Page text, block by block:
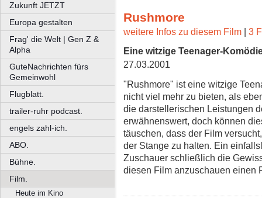
Zukunft JETZT
Europa gestalten
Frag' die Welt | Gen Z &
Alpha
GuteNachrichten fürs
Gemeinwohl
Flugblatt.
trailer-ruhr podcast.
engels zahl-ich.
ABO.
Bühne.
Film.
Heute im Kino
Rushmore
weitere Infos zu diesem Film | 3
Eine witzige Teenager-
27.03.2001
"Rushmore" ist eine witzige
nicht viel mehr zu bieten, als
die darstellerischen Leistungen
erwähnenswert, doch können
täuschen, dass der Film
der Stange zu halten. Ein
Zuschauer schließlich die
diesen Film anzuschauen einen